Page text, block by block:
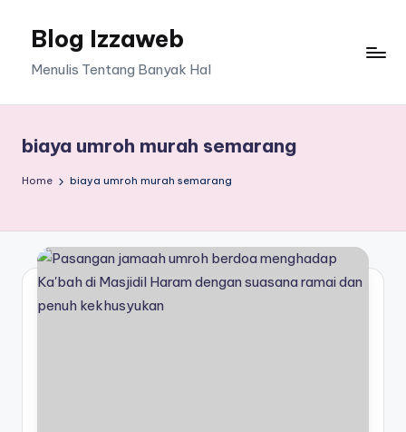
Blog Izzaweb
Menulis Tentang Banyak Hal
biaya umroh murah semarang
Home biaya umroh murah semarang